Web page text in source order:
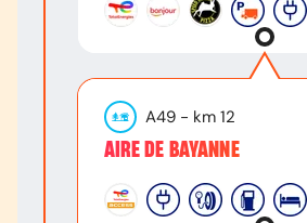
A49 - km 12
AIRE DE BAYANNE